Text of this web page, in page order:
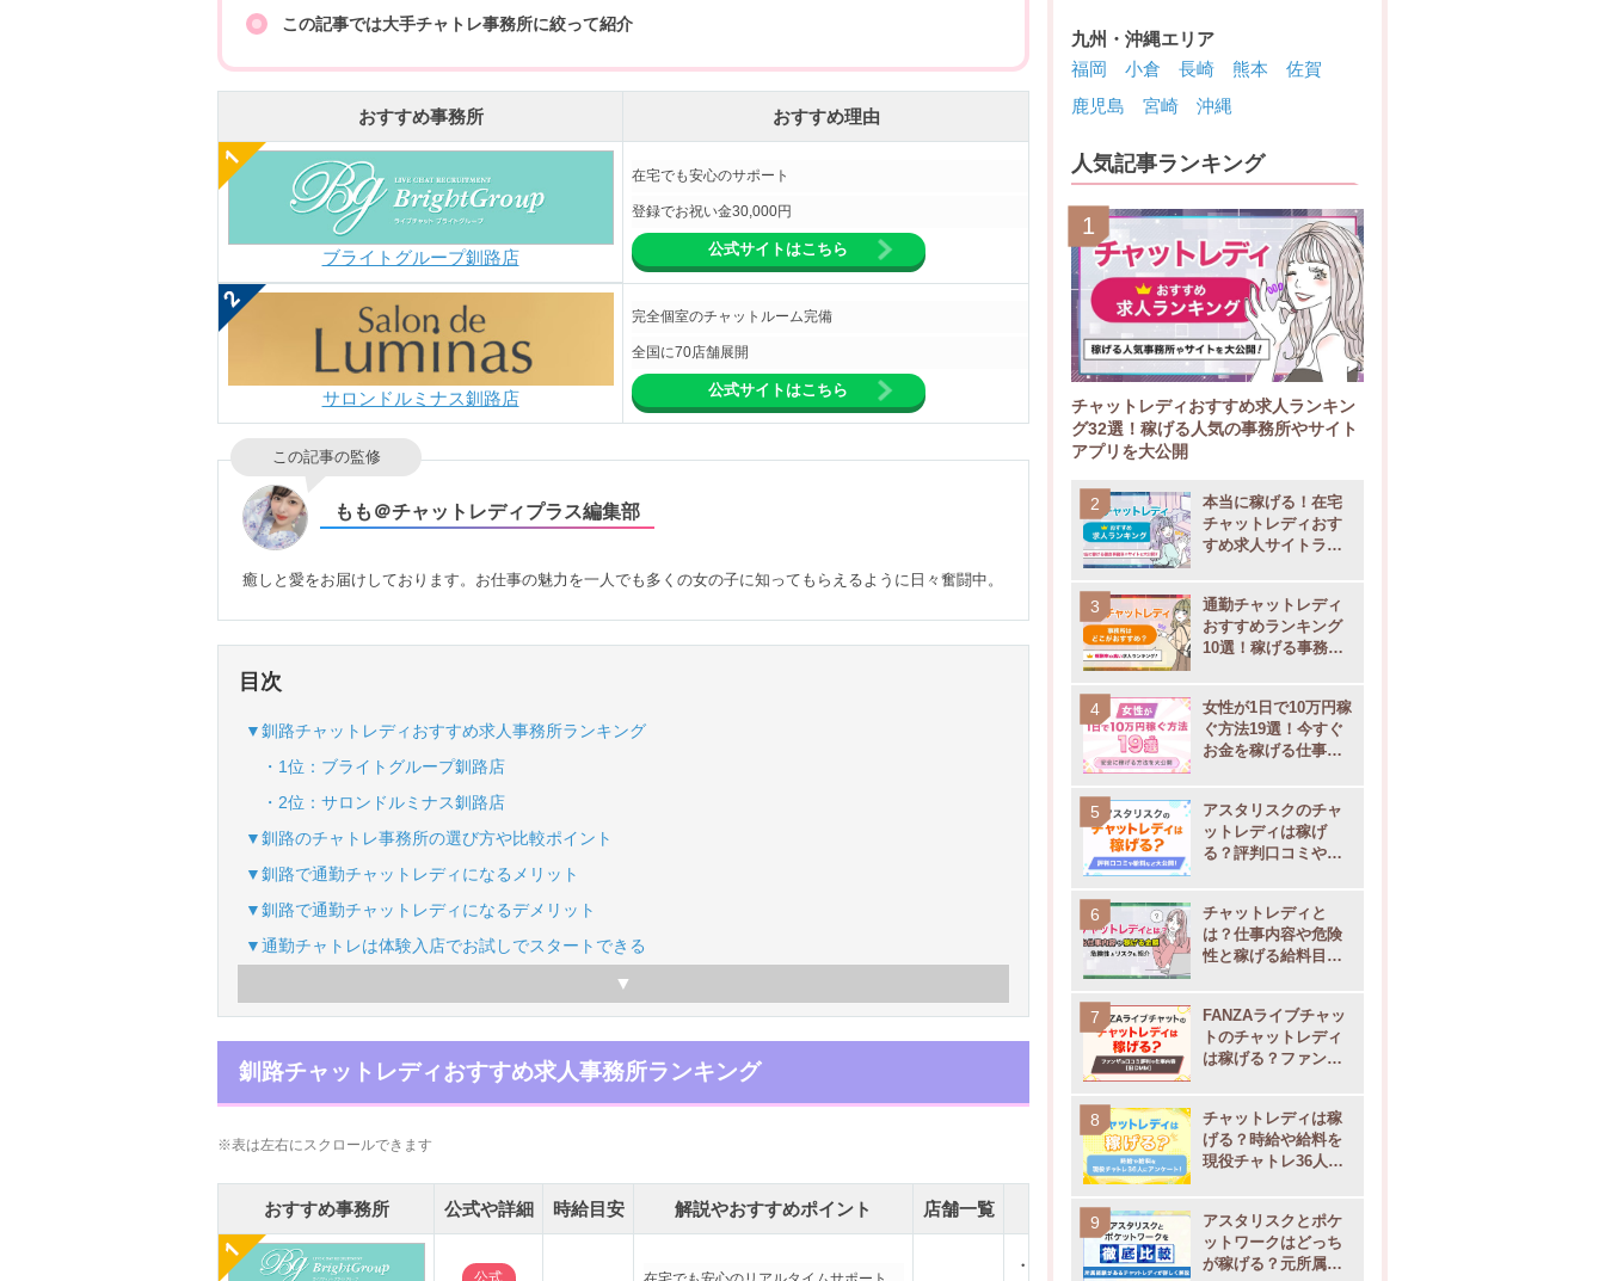
この記事では大手チャトレ事務所に絞って紹介
おすすめ事務所 おすすめ理由
ブライトグループ釧路店
在宅でも安心のサポート
登録でお祝い金30,000円
公式サイトはこちら
サロンドルミナス釧路店
完全個室のチャットルーム完備
全国に70店舗展開
公式サイトはこちら
この記事の監修
もも＠チャットレディプラス編集部
癒しと愛をお届けしております。お仕事の魅力を一人でも多くの女の子に知ってもらえるように日々奮闘中。
目次
▼釧路チャットレディおすすめ求人事務所ランキング
・1位：ブライトグループ釧路店
・2位：サロンドルミナス釧路店
▼釧路のチャトレ事務所の選び方や比較ポイント
▼釧路で通勤チャットレディになるメリット
▼釧路で通勤チャットレディになるデメリット
▼通勤チャトレは体験入店でお試しでスタートできる
釧路チャットレディおすすめ求人事務所ランキング
※表は左右にスクロールできます
おすすめ事務所 公式や詳細 時給目安 解説やおすすめポイント 店舗一覧 支払い 在宅の有無
公式
・日払い
九州・沖縄エリア
福岡
小倉 長崎 熊本
佐賀
鹿児島
宮崎 沖縄
人気記事ランキング
チャットレディおすすめ求人ランキン
グ32選！稼げる人気の事務所やサイト
アプリを大公開
本当に稼げる！在宅
チャットレディおす
すめ求人サイトラン
通勤チャットレディ
おすすめランキング
10選！稼げる事務所
女性が1日で10万円稼
ぐ方法19選！今すぐ
お金を稼げる仕事を
アスタリスクのチャ
ットレディは稼げ
る？評判口コミや通
開
チャットレディと
は？仕事内容や危険
性と稼げる給料目安
FANZAライブチャッ
トのチャットレディ
は稼げる？ファンザ
チャットレディは稼
げる？時給や給料を
現役チャトレ36人に
アスタリスクとポケ
ットワークはどっち
が稼げる？元所属チ